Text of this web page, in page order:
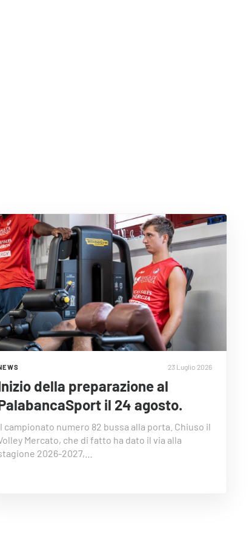
23 Luglio 2026
della preparazione al
il 24 agosto.
campionato numero 82 bussa alla porta. Chiuso il
Mercato, che di fatto ha dato il via alla
2026-2027,…